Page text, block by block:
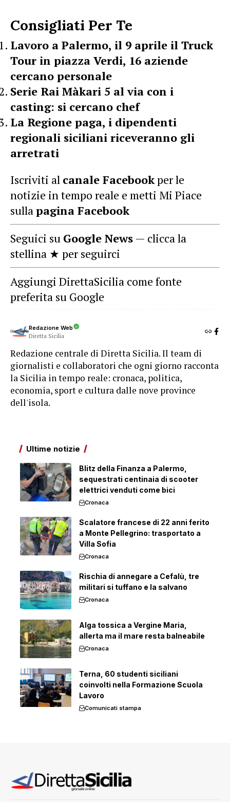
Consigliati Per Te
Lavoro a Palermo, il 9 aprile il Truck
Tour in piazza Verdi, 16 aziende
cercano personale
Serie Rai Màkari 5 al via con i
casting: si cercano chef
La Regione paga, i dipendenti
regionali siciliani riceveranno gli
arretrati
Iscriviti al canale Facebookper le
notizie in tempo reale e metti Mi Piace
sullapagina Facebook
Seguici su Google News — clicca la
stellina ★ per seguirci
Aggiungi DirettaSicilia come fonte
preferita su Google
Redazione Web
Diretta Sicilia
Redazione centrale di Diretta Sicilia. Il team di
giornalisti e collaboratori che ogni giorno racconta
la Sicilia in tempo reale: cronaca, politica,
economia, sport e cultura dalle nove province
dell'isola.
Ultime notizie
Blitz della Finanza a Palermo,
sequestrati centinaia di scooter
elettrici venduti come bici
Cronaca
Scalatore francese di 22 anni ferito
a Monte Pellegrino: trasportato a
Villa Sofia
Cronaca
Rischia di annegare a Cefalù, tre
militari si tuffano e la salvano
Cronaca
Alga tossica a Vergine Maria,
allerta ma il mare resta balneabile
Cronaca
Terna, 60 studenti siciliani
coinvolti nella Formazione Scuola
Lavoro
Comunicati stampa